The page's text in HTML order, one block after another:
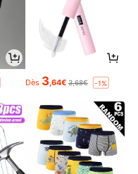
Dès 3,64€ 3,68€ -1%